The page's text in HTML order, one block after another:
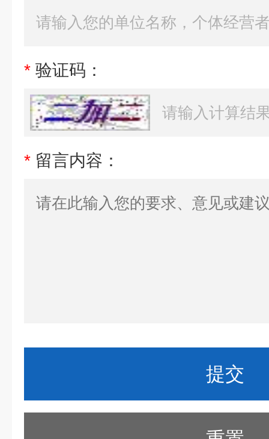
* 验证码：
* 留言内容：